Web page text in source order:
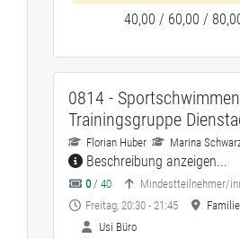
40,00 / 60,00 /
0814 -
Trainingsgruppe
Florian Huber Marina
Beschreibung anzeigen...
0 / 40
Mindestteilnehmer/
Freitag, 20:30 - 21:45
Usi Büro